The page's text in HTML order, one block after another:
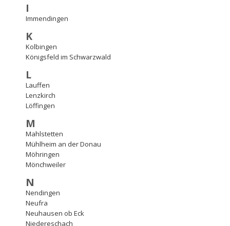
I
Immendingen
K
Kolbingen
Königsfeld im Schwarzwald
L
Lauffen
Lenzkirch
Löffingen
M
Mahlstetten
Mühlheim an der Donau
Möhringen
Mönchweiler
N
Nendingen
Neufra
Neuhausen ob Eck
Niedereschach